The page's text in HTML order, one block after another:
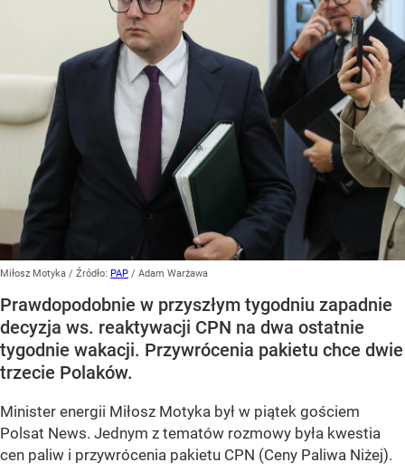
Miłosz Motyka / Źródło: PAP / Adam Warżawa
Prawdopodobnie w przyszłym tygodniu zapadnie
decyzja ws. reaktywacji CPN na dwa ostatnie
tygodnie wakacji. Przywrócenia pakietu chce dwie
trzecie Polaków.
Minister energii Miłosz Motyka był w piątek gościem
Polsat News. Jednym z tematów rozmowy była kwestia
cen paliw i przywrócenia pakietu CPN (Ceny Paliwa Niżej).